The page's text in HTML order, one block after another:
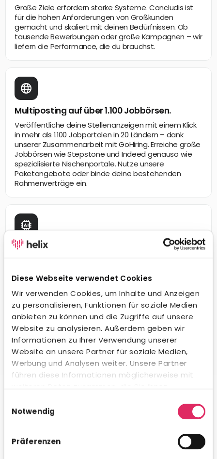
Diese Webseite verwendet Cookies
Wir verwenden Cookies, um Inhalte und Anzeigen
zu personalisieren, Funktionen für soziale Medien
anbieten zu können und die Zugriffe auf unsere
Website zu analysieren. Außerdem geben wir
Informationen zu Ihrer Verwendung unserer
Website an unsere Partner für soziale Medien,
Werbung und Analysen weiter. Unsere Partner
führen diese Informationen möglicherweise mit
weiteren Daten zusammen, die Sie ihnen
Nutzung der Dienste gesammelt haben.
Notwendig
Präferenzen
Große Ziele erfordern starke Systeme. Concludis ist
für die hohen Anforderungen von Großkunden
gemacht und skaliert mit deinen Bedürfnissen. Ob
tausende Bewerbungen oder große Kampagnen – wir
liefern die Performance, die du brauchst.
Multiposting auf über 1.100 Jobbörsen.
Veröffentliche deine Stellenanzeigen mit einem Klick
in mehr als 1.100 Jobportalen in 20 Ländern – dank
unserer Zusammenarbeit mit GoHiring. Erreiche große
Jobbörsen wie Stepstone und Indeed genauso wie
spezialisierte Nischenportale. Nutze unsere
Paketangebote oder binde deine bestehenden
Rahmenverträge ein.
Wegweisende KI-Integration.
Posts und in der Kommunikation mit Bewerbern – in
jeder Sprache und jedem Ton. Natürlich
datenschutzkonform und innerhalb gesetzlicher
Vorgaben. Auch beim Kandidaten-Matching
profitierst du von intelligenter Unterstützung.
Auswertungen direkt in Concludis – oder integriere die
Daten via API in deine bestehenden BI-Tools für
genau dann verfügbar, wenn du es brauchst.